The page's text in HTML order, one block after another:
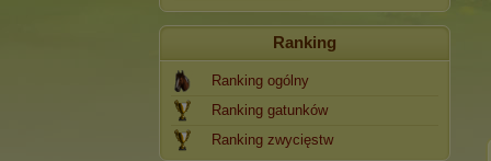
Ranking
Ranking ogólny
Ranking gatunków
Ranking zwycięstw